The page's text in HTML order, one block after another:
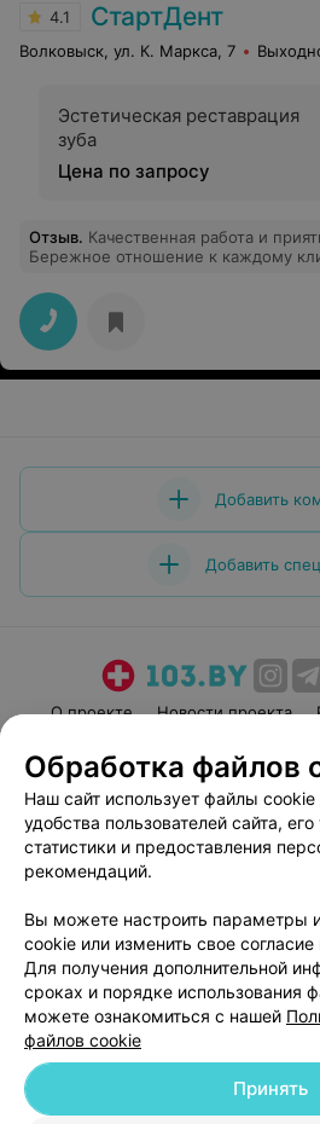
4.1 СтартДент
Волковыск, ул. К. Маркса, 7
Эстетическая реставрация
зуба
Цена по запросу
Отзыв. Качественная работа и
Бережное отношение к каждому
Добавить
Добавить
О проекте Новости проекта
Пользовательское соглашение
Вакансии
Написать
Персональные
Обработка
© 2026 ООО «Артокс Лаб», УНП 191700409|
Обработка файлов
Наш сайт использует файлы cookie
удобства пользователей сайта,
статистики и предоставления
рекомендаций.
Вы можете настроить параметры
cookie или изменить свое
Для получения дополнительной
сроках и порядке использования
можете ознакомиться с нашей
файлов cookie
Принять